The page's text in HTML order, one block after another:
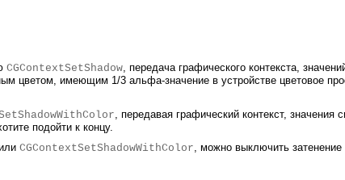
CGContextSetShadow , передача графического контекста,
цветом, имеющим 1/3 альфа-значение в устройстве цветовое
, передавая графический контекст,
подойти к концу.
CGContextSetShadowWithColor, можно выключить